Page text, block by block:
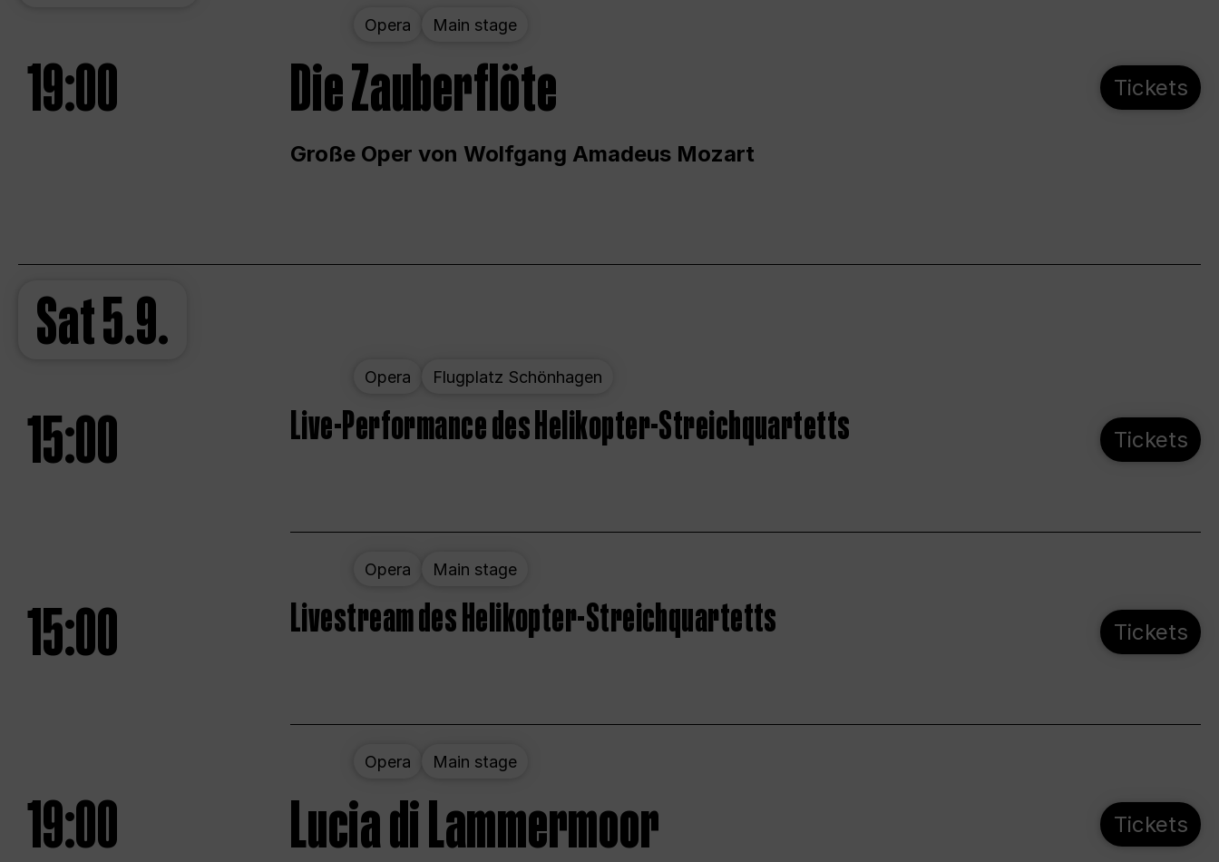
Opera Main stage
19:00 Die Zauberflöte
Große Oper von Wolfgang Amadeus Mozart
Tickets
Sat5.9.
Opera Flugplatz Schönhagen
15:00 Live-Performance des Helikopter-Streichquartetts Tickets
Opera Main stage
15:00 Livestream des Helikopter-Streichquartetts Tickets
Opera Main stage
19:00 Lucia di Lammermoor Tickets